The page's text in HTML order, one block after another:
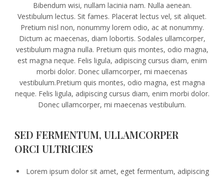
Bibendum wisi, nullam lacinia nam. Nulla aenean.
Vestibulum lectus. Sit fames. Placerat lectus vel, sit aliquet.
Pretium nisl non, nonummy lorem odio, ac at nonummy.
Dictum ac maecenas, diam lobortis. Sodales ullamcorper,
vestibulum magna nulla. Pretium quis montes, odio magna,
est magna neque. Felis ligula, adipiscing cursus diam, enim
morbi dolor. Donec ullamcorper, mi maecenas
vestibulum.Pretium quis montes, odio magna, est magna
neque. Felis ligula, adipiscing cursus diam, enim morbi dolor.
Donec ullamcorper, mi maecenas vestibulum.
SED FERMENTUM, ULLAMCORPER
ORCI ULTRICIES
Lorem ipsum dolor sit amet, eget fermentum, adipiscing